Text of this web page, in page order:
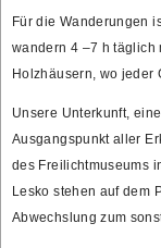
Für die Wanderungen
wandern 4 –7 h täglich
Holzhäusern, wo jeder
Unsere Unterkunft,
Ausgangspunkt aller
des Freilichtmuseums
Lesko stehen auf dem
Abwechslung zum